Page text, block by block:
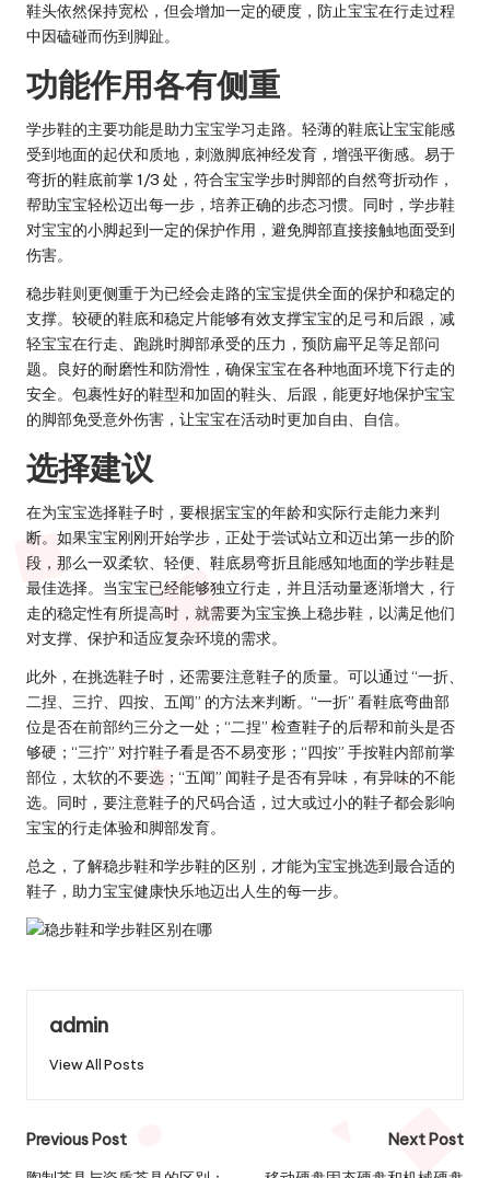
鞋头依然保持宽松，但会增加一定的硬度，防止宝宝在行走过程
中因磕碰而伤到脚趾。
功能作用各有侧重
学步鞋的主要功能是助力宝宝学习走路。轻薄的鞋底让宝宝能感
受到地面的起伏和质地，刺激脚底神经发育，增强平衡感。易于
弯折的鞋底前掌 1/3 处，符合宝宝学步时脚部的自然弯折动作，
帮助宝宝轻松迈出每一步，培养正确的步态习惯。同时，学步鞋
对宝宝的小脚起到一定的保护作用，避免脚部直接接触地面受到
伤害。
稳步鞋则更侧重于为已经会走路的宝宝提供全面的保护和稳定的
支撑。较硬的鞋底和稳定片能够有效支撑宝宝的足弓和后跟，减
轻宝宝在行走、跑跳时脚部承受的压力，预防扁平足等足部问
题。良好的耐磨性和防滑性，确保宝宝在各种地面环境下行走的
安全。包裹性好的鞋型和加固的鞋头、后跟，能更好地保护宝宝
的脚部免受意外伤害，让宝宝在活动时更加自由、自信。
选择建议
在为宝宝选择鞋子时，要根据宝宝的年龄和实际行走能力来判
断。如果宝宝刚刚开始学步，正处于尝试站立和迈出第一步的阶
段，那么一双柔软、轻便、鞋底易弯折且能感知地面的学步鞋是
最佳选择。当宝宝已经能够独立行走，并且活动量逐渐增大，行
走的稳定性有所提高时，就需要为宝宝换上稳步鞋，以满足他们
对支撑、保护和适应复杂环境的需求。
此外，在挑选鞋子时，还需要注意鞋子的质量。可以通过 “一折、
二捏、三拧、四按、五闻” 的方法来判断。“一折” 看鞋底弯曲部
位是否在前部约三分之一处；“二捏” 检查鞋子的后帮和前头是否
够硬；“三拧” 对拧鞋子看是否不易变形；“四按” 手按鞋内部前掌
部位，太软的不要选；“五闻” 闻鞋子是否有异味，有异味的不能
选。同时，要注意鞋子的尺码合适，过大或过小的鞋子都会影响
宝宝的行走体验和脚部发育。
总之，了解稳步鞋和学步鞋的区别，才能为宝宝挑选到最合适的
鞋子，助力宝宝健康快乐地迈出人生的每一步。
admin
View All Posts
Post
Previous Post
Next Post